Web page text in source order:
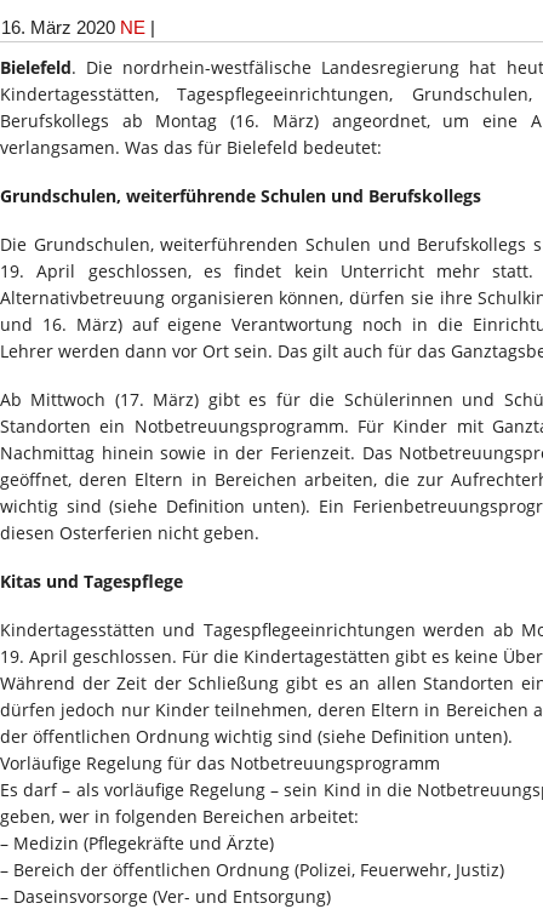
16. März 2020 NE |
Bielefeld. Die nordrhein-westfälische Landesregierung hat
Kindertagesstätten, Tagespflegeeinrichtungen,
Berufskollegs ab Montag (16. März) angeordnet, um eine
verlangsamen. Was das für Bielefeld bedeutet:
Grundschulen, weiterführende Schulen und Berufskollegs
Die Grundschulen, weiterführenden Schulen und Berufskollegs
19. April geschlossen, es findet kein Unterricht mehr
Alternativbetreuung organisieren können, dürfen sie ihre
und 16. März) auf eigene Verantwortung noch in die
Lehrer werden dann vor Ort sein. Das gilt auch für das
Ab Mittwoch (17. März) gibt es für die Schülerinnen und
Standorten ein Notbetreuungsprogramm. Für Kinder mit
Nachmittag hinein sowie in der Ferienzeit. Das
geöffnet, deren Eltern in Bereichen arbeiten, die zur
wichtig sind (siehe Definition unten). Ein
diesen Osterferien nicht geben.
Kitas und Tagespflege
Kindertagesstätten und Tagespflegeeinrichtungen werden ab
19. April geschlossen. Für die Kindertagestätten gibt es keine
Während der Zeit der Schließung gibt es an allen Standorten
dürfen jedoch nur Kinder teilnehmen, deren Eltern in Bereichen
der öffentlichen Ordnung wichtig sind (siehe Definition unten).
Vorläufige Regelung für das Notbetreuungsprogramm
Es darf – als vorläufige Regelung – sein Kind in die
geben, wer in folgenden Bereichen arbeitet:
– Medizin (Pflegekräfte und Ärzte)
– Bereich der öffentlichen Ordnung (Polizei, Feuerwehr, Justiz)
– Daseinsvorsorge (Ver- und Entsorgung)